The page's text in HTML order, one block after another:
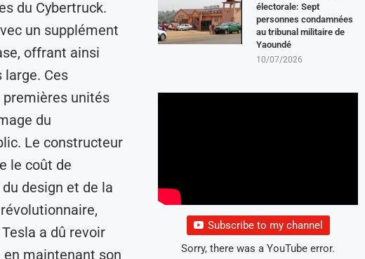
du Cybertruck.
un supplément
offrant ainsi
Ces
unités
du
Le constructeur
le coût de
design et de la
a dû revoir
maintenant son
électorale: Sept
personnes condamnées
au tribunal militaire de
Yaoundé
10/07/2026
Subscribe to my channel
Sorry, there was a YouTube error.